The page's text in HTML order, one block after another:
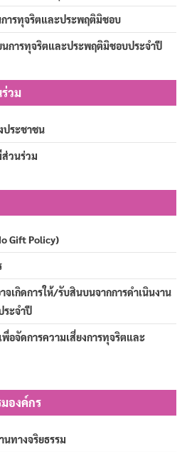
การทุจริตและประพฤติมิชอบ
นการทุจริตและประพฤติมิชอบประจำปี
วม
ประชาชน
ส่วนร่วม
Gift Policy)
จเกิดการให้/รับสินบนจากการดำเนินงาน
ระจำปี
พื่อจัดการความเสี่ยงการทุจริตและ
องค์กร
นทางจริยธรรม